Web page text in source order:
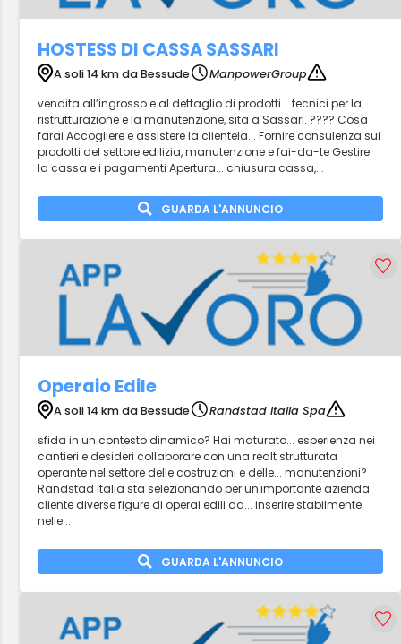
HOSTESS DI CASSA SASSARI
A soli 14 km da Bessude
ManpowerGroup
vendita all’ingrosso e al dettaglio di prodotti... tecnici per la
ristrutturazione e la manutenzione, sita a Sassari. ???? Cosa
farai Accogliere e assistere la clientela... Fornire consulenza sui
prodotti del settore edilizia, manutenzione e fai-da-te Gestire
la cassa e i pagamenti Apertura... chiusura cassa,...
GUARDA L'ANNUNCIO
Operaio Edile
A soli 14 km da Bessude
Randstad Italia Spa
sfida in un contesto dinamico? Hai maturato... esperienza nei
cantieri e desideri collaborare con una realt strutturata
operante nel settore delle costruzioni e delle... manutenzioni?
Randstad Italia sta selezionando per un'importante azienda
cliente diverse figure di operai edili da... inserire stabilmente
nelle...
GUARDA L'ANNUNCIO